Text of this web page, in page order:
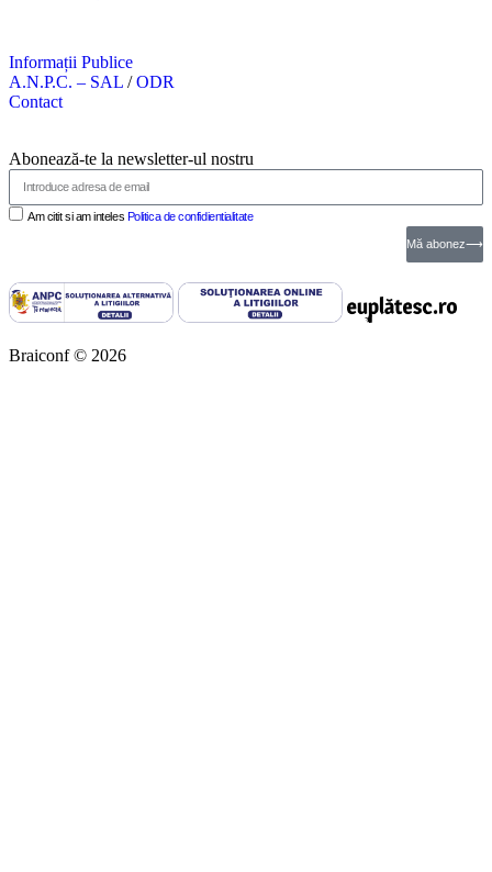
Informații Publice
A.N.P.C. – SAL /ODR
Contact
Abonează-te la newsletter-ul nostru
Am citit si am inteles Politica de confidientialitate
Mă abonez⟶
Braiconf © 2026